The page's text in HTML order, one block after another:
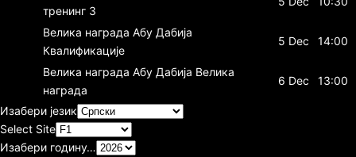
тренинг 3
Велика награда Абу Дабија
Квалификације
5 Dec 14:00
Велика награда Абу Дабија Велика
награда
6 Dec 13:00
Изабери језик
Select Site
Изабери годину…